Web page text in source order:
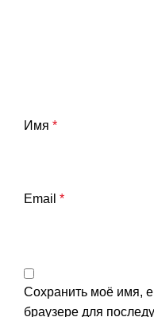
Имя *
Email *
Сохранить моё имя,
браузере для